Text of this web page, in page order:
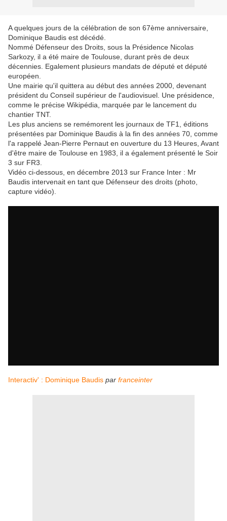
A quelques jours de la célébration de son 67ème anniversaire,
Dominique Baudis est décédé.
Nommé Défenseur des Droits, sous la Présidence Nicolas
Sarkozy, il a été maire de Toulouse, durant près de deux
décennies. Egalement plusieurs mandats de député et député
européen.
Une mairie qu'il quittera au début des années 2000, devenant
président du Conseil supérieur de l'audiovisuel. Une présidence,
comme le précise Wikipédia, marquée par le lancement du
chantier TNT.
Les plus anciens se remémorent les journaux de TF1, éditions
présentées par Dominique Baudis à la fin des années 70, comme
l'a rappelé Jean-Pierre Pernaut en ouverture du 13 Heures, Avant
d'être maire de Toulouse en 1983, il a également présenté le Soir
3 sur FR3.
Vidéo ci-dessous, en décembre 2013 sur France Inter : Mr
Baudis intervenait en tant que Défenseur des droits (photo,
capture vidéo).
Interactiv' : Dominique Baudis par franceinter